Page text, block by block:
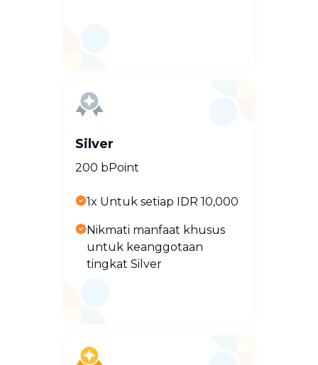
Silver
200 bPoint
1x Untuk setiap IDR 10,000
Nikmati manfaat khusus
untuk keanggotaan
tingkat Silver